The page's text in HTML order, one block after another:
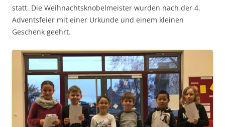
statt. Die Weihnachtsknobelmeister wurden nach der 4.
Adventsfeier mit einer Urkunde und einem kleinen
Geschenk geehrt.